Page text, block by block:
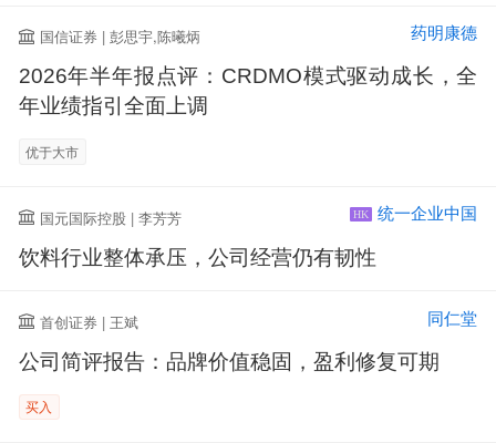
国信证券 | 彭思宇,陈曦炳 药明康德
2026年半年报点评：CRDMO模式驱动成长，全
年业绩指引全面上调
优于大市
国元国际控股 | 李芳芳 HK 统一企业中国
饮料行业整体承压，公司经营仍有韧性
首创证券 | 王斌 同仁堂
公司简评报告：品牌价值稳固，盈利修复可期
买入